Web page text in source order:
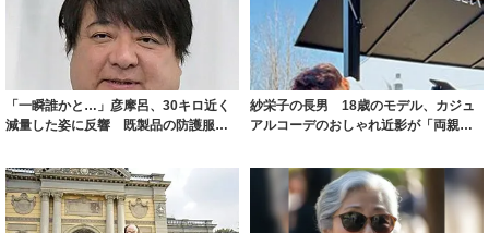
「一瞬誰かと…」彦摩呂、30キロ近く
減量した姿に反響 既製品の防護服が
紗栄子の長男 18歳のモデル、カジュ
アルコーデのおしゃれ近影が「両親の